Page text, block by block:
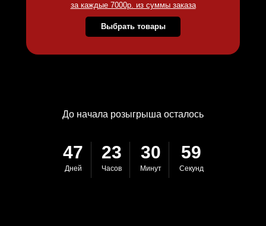
за каждые 7000р. из суммы заказа
Выбрать товары
До начала розыгрыша осталось
47
Дней
23
Часов
30
Минут
58
Секунд